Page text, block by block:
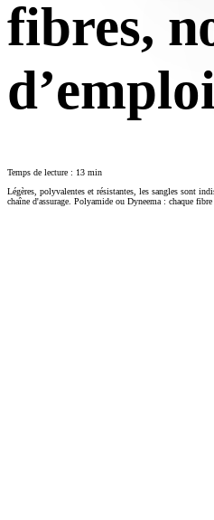
fibres,
d’emploi
Temps de lecture : 13 min
Légères, polyvalentes et résistantes, les sangles sont
chaîne d'assurage. Polyamide ou Dyneema : chaque fibre